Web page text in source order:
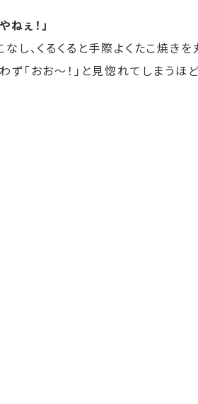
ねぇ！」
し、くるくると手際よくたこ焼き
「おお〜！」と見惚れてしまうほ